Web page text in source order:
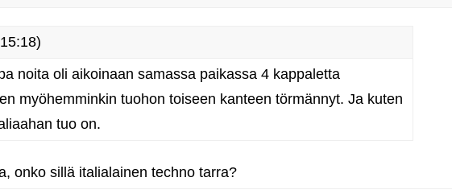
noita oli aikoinaan samassa paikassa 4 kappaletta
myöhemminkin tuohon toiseen kanteen törmännyt. Ja kuten
tuo on.
onko sillä italialainen techno tarra?